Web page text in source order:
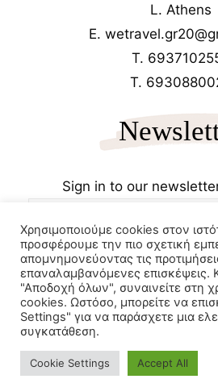
L. Athens
E.
T.
T.
Sign in to our
Copyrights 2025
Χρησιμοποιούμε cookies στον
προσφέρουμε την πιο σχετική
απομνημονεύοντας τις
επαναλαμβανόμενες επισκέψεις.
"Αποδοχή όλων", συναινείτε στη
cookies. Ωστόσο, μπορείτε να
Settings" για να παράσχετε μια
συγκατάθεση.
Cookie Settings Accept All